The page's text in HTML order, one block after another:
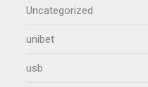
Uncategorized
unibet
usb